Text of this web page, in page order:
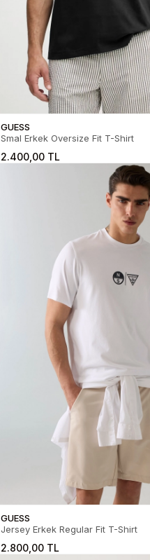
GUESS
Smal Erkek Oversize Fit T-Shirt
2.400,00 TL
GUESS
Jersey Erkek Regular Fit T-Shirt
2.800,00 TL